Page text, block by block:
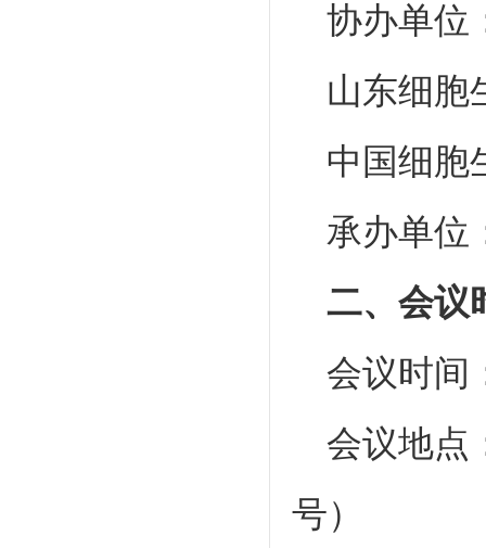
协办单位
山东细胞
中国细胞
承办单位
二、会议
会议时间
会议地点
号）